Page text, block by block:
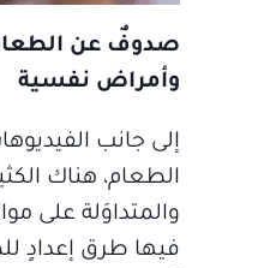
صدوفٌ عن
وأمراض نفسية
إلى جانب
الطعام، هناك
والمتداوَلة على
فيها طرق إعدادٍ